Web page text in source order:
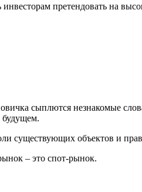
претендовать на
сыплются незнакомые
будущем.
существующих объектов и
– это спот-рынок.